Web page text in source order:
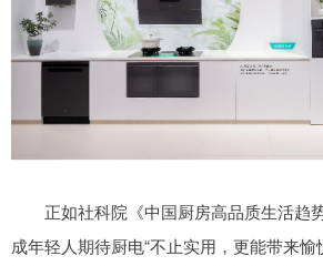
正如社科院《中国厨房高品质生活趋
成年轻人期待厨电“不止实用，更能带来愉